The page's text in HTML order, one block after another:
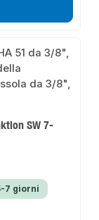
SW 7-
7 giorni